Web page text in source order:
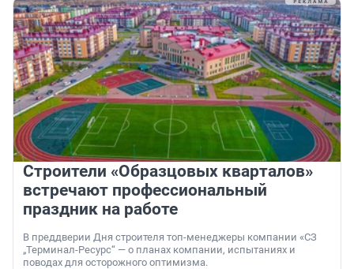
Строители «Образцовых кварталов»
встречают профессиональный
праздник на работе
В преддверии Дня строителя топ-менеджеры компании «СЗ
„Терминал-Ресурс“ — о планах компании, испытаниях и
поводах для осторожного оптимизма.